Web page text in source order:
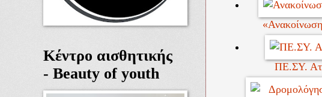
ΠΕ.ΣΥ.
Κέντρο αισθητικής
- Beauty of youth